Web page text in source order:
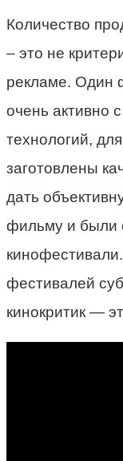
Количество
– это не
рекламе. Один
очень активно
технологий,
заготовлены
дать
фильму и были
фестивалей
кинокритик —